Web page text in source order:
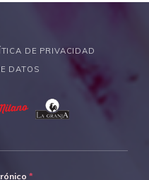
DE PRIVACIDAD
DATOS
*